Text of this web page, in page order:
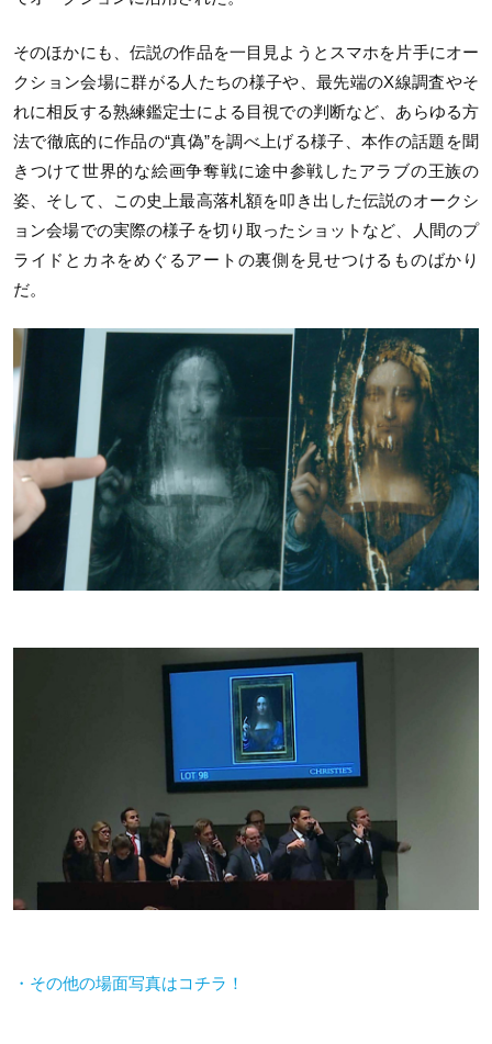
そのほかにも、伝説の作品を一目見ようとスマホを片手にオー
クション会場に群がる人たちの様子や、最先端のX線調査やそ
れに相反する熟練鑑定士による目視での判断など、あらゆる方
法で徹底的に作品の“真偽”を調べ上げる様子、本作の話題を聞
きつけて世界的な絵画争奪戦に途中参戦したアラブの王族の
姿、そして、この史上最高落札額を叩き出した伝説のオークシ
ョン会場での実際の様子を切り取ったショットなど、人間のプ
ライドとカネをめぐるアートの裏側を見せつけるものばかり
だ。
・その他の場面写真はコチラ！